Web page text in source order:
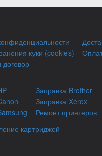
куки (cookies)
Заправка Brother
Заправка Xerox
Ремонт принтеров
картриджей